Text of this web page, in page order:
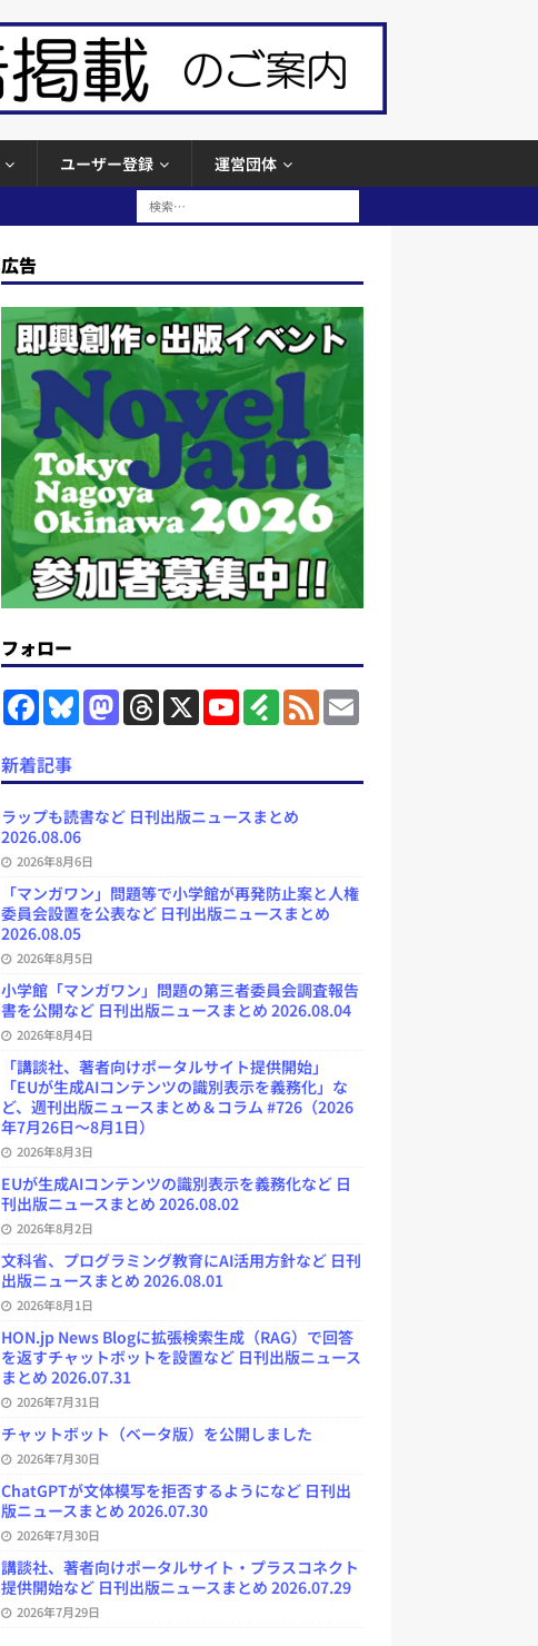
ユーザー登録 運営団体
広告
フォロー
F
a
e
b
o
o
k
B
l
k
y
M
a
d
o
n
T
h
d
s
X
Y
o
b
C
n
e
F
e
y
F
e
E
m
新着記事
ラップも読書など 日刊出版ニュースまとめ
2026.08.06
2026年8月6日
「マンガワン」問題等で小学館が再発防止案と人権
委員会設置を公表など 日刊出版ニュースまとめ
2026.08.05
2026年8月5日
小学館「マンガワン」問題の第三者委員会調査報告
書を公開など 日刊出版ニュースまとめ 2026.08.04
2026年8月4日
「講談社、著者向けポータルサイト提供開始」
「EUが生成AIコンテンツの識別表示を義務化」な
ど、週刊出版ニュースまとめ＆コラム #726（2026
年7月26日～8月1日）
2026年8月3日
EUが生成AIコンテンツの識別表示を義務化など 日
刊出版ニュースまとめ 2026.08.02
2026年8月2日
文科省、プログラミング教育にAI活用方針など 日刊
出版ニュースまとめ 2026.08.01
2026年8月1日
HON.jp News Blogに拡張検索生成（RAG）で回答
を返すチャットボットを設置など 日刊出版ニュース
まとめ 2026.07.31
2026年7月31日
チャットボット（ベータ版）を公開しました
2026年7月30日
ChatGPTが文体模写を拒否するようになど 日刊出
版ニュースまとめ 2026.07.30
2026年7月30日
講談社、著者向けポータルサイト・プラスコネクト
提供開始など 日刊出版ニュースまとめ 2026.07.29
2026年7月29日